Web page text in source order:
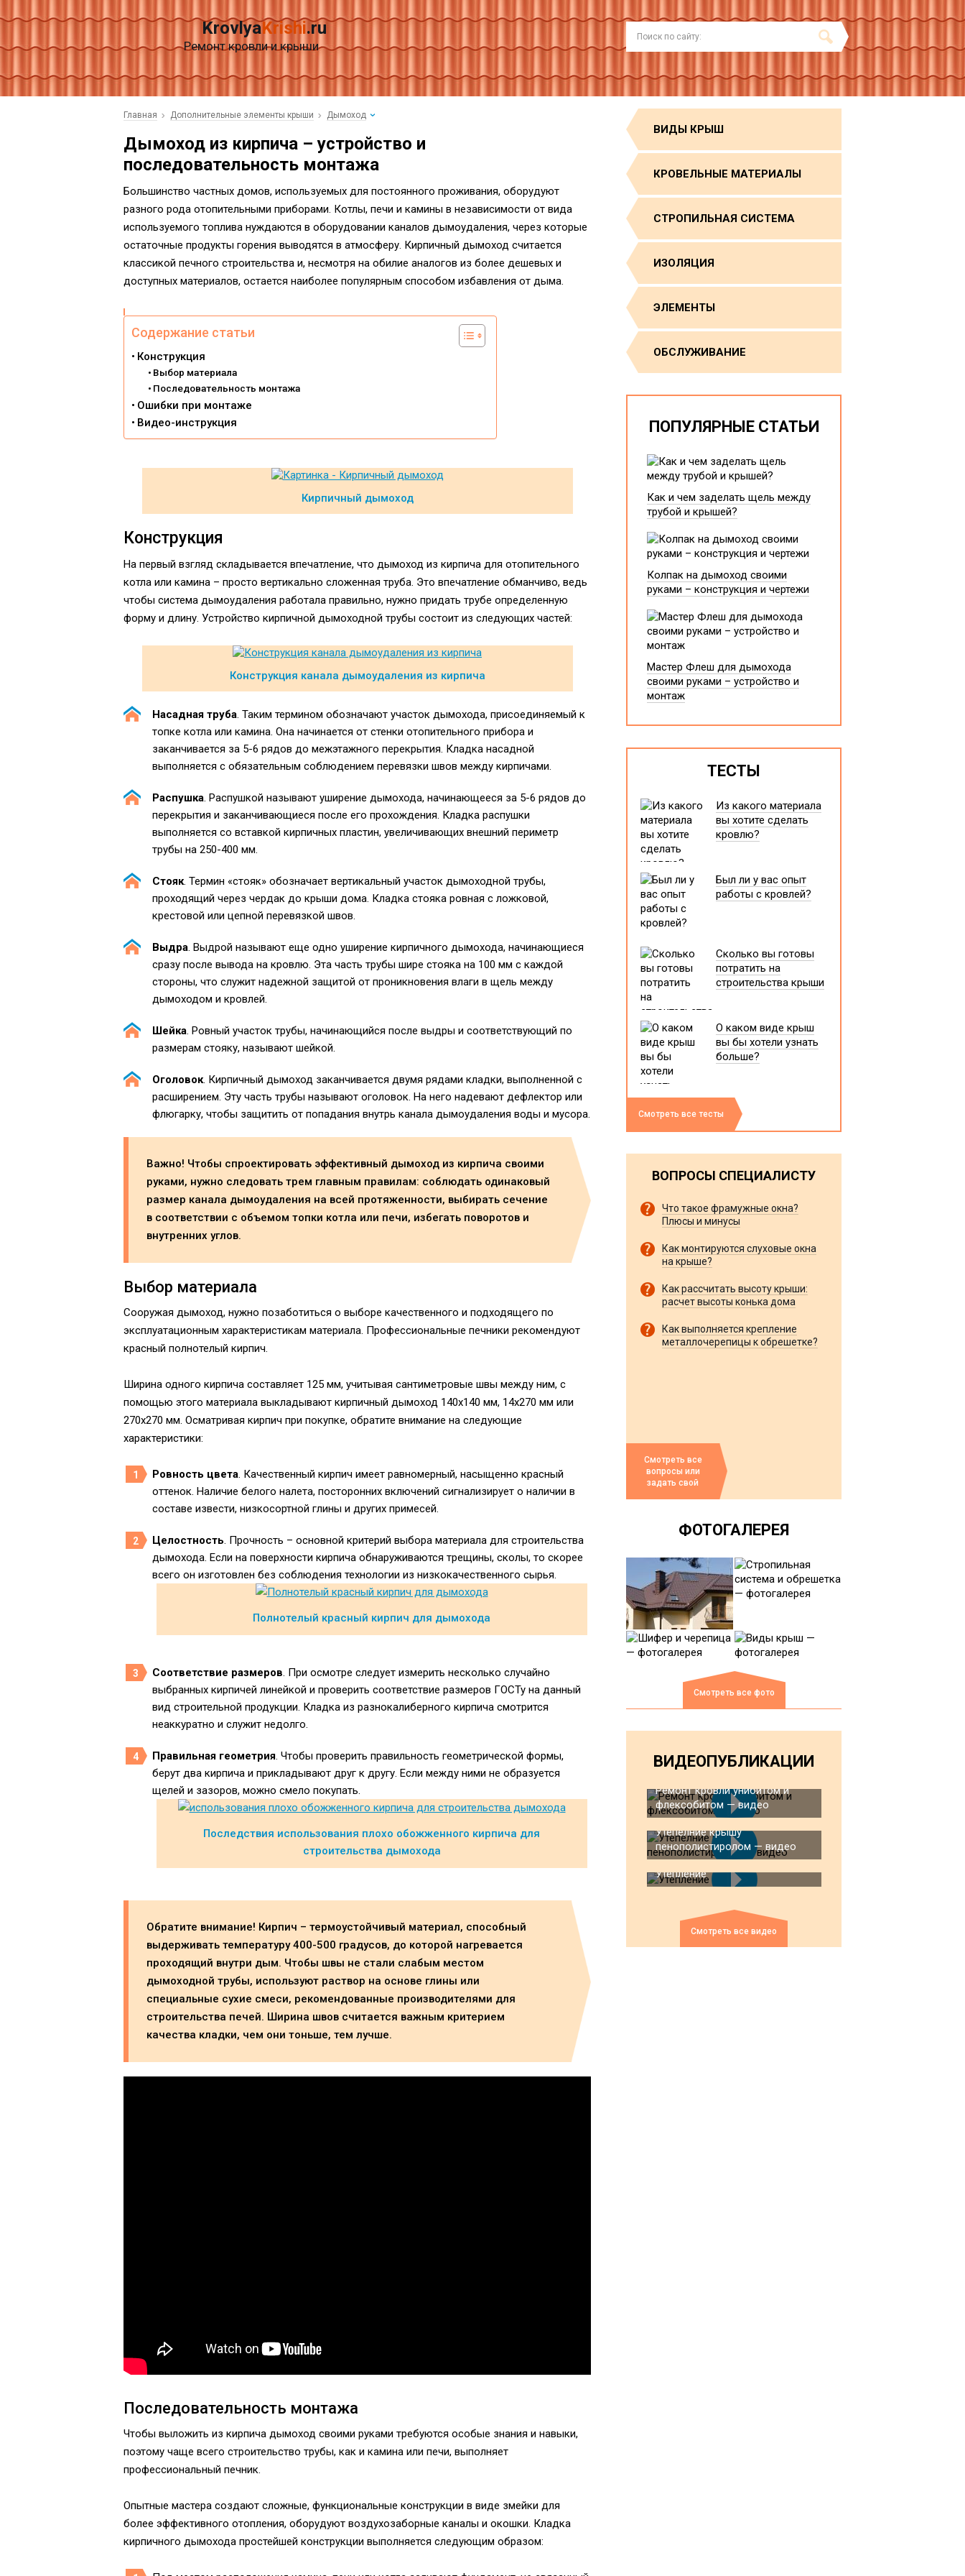
KrovlyaKrishi.ru
Ремонт кровли и крыши
Главная Дополнительные элементы крыши Дымоход
Дымоход из кирпича – устройство и
последовательность монтажа
Большинство частных домов, используемых для постоянного проживания, оборудуют
разного рода отопительными приборами. Котлы, печи и камины в независимости от вида
используемого топлива нуждаются в оборудовании каналов дымоудаления, через которые
остаточные продукты горения выводятся в атмосферу. Кирпичный дымоход считается
классикой печного строительства и, несмотря на обилие аналогов из более дешевых и
доступных материалов, остается наиболее популярным способом избавления от дыма.
Содержание статьи
Конструкция
Выбор материала
Последовательность монтажа
Ошибки при монтаже
Видео-инструкция
Кирпичный дымоход
Конструкция
На первый взгляд складывается впечатление, что дымоход из кирпича для отопительного
котла или камина – просто вертикально сложенная труба. Это впечатление обманчиво, ведь
чтобы система дымоудаления работала правильно, нужно придать трубе определенную
форму и длину. Устройство кирпичной дымоходной трубы состоит из следующих частей:
Конструкция канала дымоудаления из кирпича
Насадная труба. Таким термином обозначают участок дымохода, присоединяемый к
топке котла или камина. Она начинается от стенки отопительного прибора и
заканчивается за 5-6 рядов до межэтажного перекрытия. Кладка насадной
выполняется с обязательным соблюдением перевязки швов между кирпичами.
Распушка. Распушкой называют уширение дымохода, начинающееся за 5-6 рядов до
перекрытия и заканчивающиеся после его прохождения. Кладка распушки
выполняется со вставкой кирпичных пластин, увеличивающих внешний периметр
трубы на 250-400 мм.
Стояк. Термин «стояк» обозначает вертикальный участок дымоходной трубы,
проходящий через чердак до крыши дома. Кладка стояка ровная с ложковой,
крестовой или цепной перевязкой швов.
Выдра. Выдрой называют еще одно уширение кирпичного дымохода, начинающиеся
сразу после вывода на кровлю. Эта часть трубы шире стояка на 100 мм с каждой
стороны, что служит надежной защитой от проникновения влаги в щель между
дымоходом и кровлей.
Шейка. Ровный участок трубы, начинающийся после выдры и соответствующий по
размерам стояку, называют шейкой.
Оголовок. Кирпичный дымоход заканчивается двумя рядами кладки, выполненной с
расширением. Эту часть трубы называют оголовок. На него надевают дефлектор или
флюгарку, чтобы защитить от попадания внутрь канала дымоудаления воды и мусора.
Важно! Чтобы спроектировать эффективный дымоход из кирпича своими
руками, нужно следовать трем главным правилам: соблюдать одинаковый
размер канала дымоудаления на всей протяженности, выбирать сечение
в соответствии с объемом топки котла или печи, избегать поворотов и
внутренних углов.
Выбор материала
Сооружая дымоход, нужно позаботиться о выборе качественного и подходящего по
эксплуатационным характеристикам материала. Профессиональные печники рекомендуют
красный полнотелый кирпич.
Ширина одного кирпича составляет 125 мм, учитывая сантиметровые швы между ним, с
помощью этого материала выкладывают кирпичный дымоход 140х140 мм, 14х270 мм или
270х270 мм. Осматривая кирпич при покупке, обратите внимание на следующие
характеристики:
Ровность цвета. Качественный кирпич имеет равномерный, насыщенно красный
оттенок. Наличие белого налета, посторонних включений сигнализирует о наличии в
составе извести, низкосортной глины и других примесей.
Целостность. Прочность – основной критерий выбора материала для строительства
дымохода. Если на поверхности кирпича обнаруживаются трещины, сколы, то скорее
всего он изготовлен без соблюдения технологии из низкокачественного сырья.
Полнотелый красный кирпич для дымохода
Соответствие размеров. При осмотре следует измерить несколько случайно
выбранных кирпичей линейкой и проверить соответствие размеров ГОСТу на данный
вид строительной продукции. Кладка из разнокалиберного кирпича смотрится
неаккуратно и служит недолго.
Правильная геометрия. Чтобы проверить правильность геометрической формы,
берут два кирпича и прикладывают друг к другу. Если между ними не образуется
щелей и зазоров, можно смело покупать.
Последствия использования плохо обожженного кирпича для
строительства дымохода
Обратите внимание! Кирпич – термоустойчивый материал, способный
выдерживать температуру 400-500 градусов, до которой нагревается
проходящий внутри дым. Чтобы швы не стали слабым местом
дымоходной трубы, используют раствор на основе глины или
специальные сухие смеси, рекомендованные производителями для
строительства печей. Ширина швов считается важным критерием
качества кладки, чем они тоньше, тем лучше.
Последовательность монтажа
Чтобы выложить из кирпича дымоход своими руками требуются особые знания и навыки,
поэтому чаще всего строительство трубы, как и камина или печи, выполняет
профессиональный печник.
Опытные мастера создают сложные, функциональные конструкции в виде змейки для
более эффективного отопления, оборудуют воздухозаборные каналы и окошки. Кладка
кирпичного дымохода простейшей конструкции выполняется следующим образом:
ВИДЫ КРЫШ
КРОВЕЛЬНЫЕ МАТЕРИАЛЫ
СТРОПИЛЬНАЯ СИСТЕМА
ИЗОЛЯЦИЯ
ЭЛЕМЕНТЫ
ОБСЛУЖИВАНИЕ
ПОПУЛЯРНЫЕ СТАТЬИ
Как и чем заделать щель между
трубой и крышей?
Колпак на дымоход своими
руками – конструкция и чертежи
Мастер Флеш для дымохода
своими руками – устройство и
монтаж
ТЕСТЫ
Из какого материала
вы хотите сделать
кровлю?
Был ли у вас опыт
работы с кровлей?
Сколько вы готовы
потратить на
строительства крыши
О каком виде крыш
вы бы хотели узнать
больше?
Смотреть все тесты
ВОПРОСЫ СПЕЦИАЛИСТУ
Что такое фрамужные окна?
Плюсы и минусы
Как монтируются слуховые окна
на крыше?
Как рассчитать высоту крыши:
расчет высоты конька дома
Как выполняется крепление
металлочерепицы к обрешетке?
Смотреть все
вопросы или
задать свой
ФОТОГАЛЕРЕЯ
Смотреть все фото
ВИДЕОПУБЛИКАЦИИ
Ремонт кровли унибитом и
флексобитом — видео
Утепелние крышу
пенополистиролом — видео
Утепление
Смотреть все видео